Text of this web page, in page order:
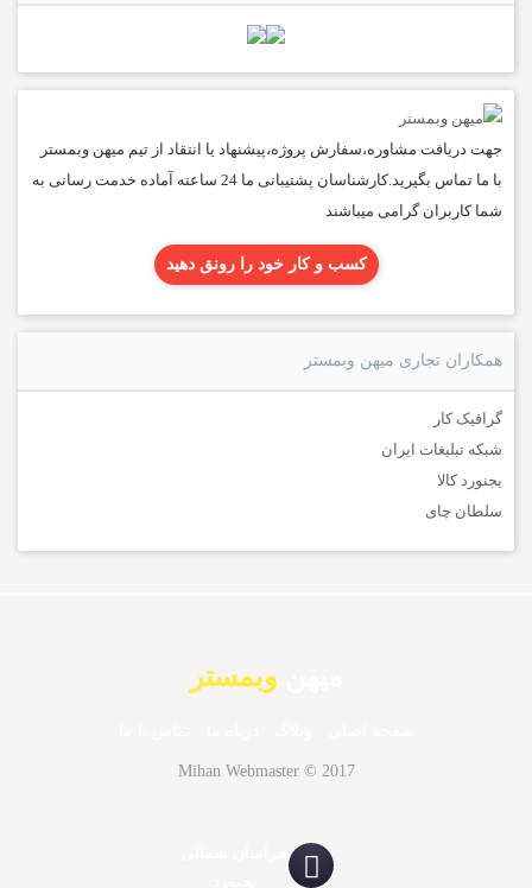
جهت دریافت مشاوره،سفارش پروژه،پیشنهاد یا انتقاد از تیم میهن وبمستر
با ما تماس بگیرید.کارشناسان پشتیبانی ما 24 ساعته آماده خدمت رسانی به
شما کاربران گرامی میباشند
کسب و کار خود را رونق دهید
همکاران تجاری میهن وبمستر
گرافیک کار
شبکه تبلیغات ایران
بجنورد کالا
سلطان چای
وبمستر
Mihan Webmaster © 2017